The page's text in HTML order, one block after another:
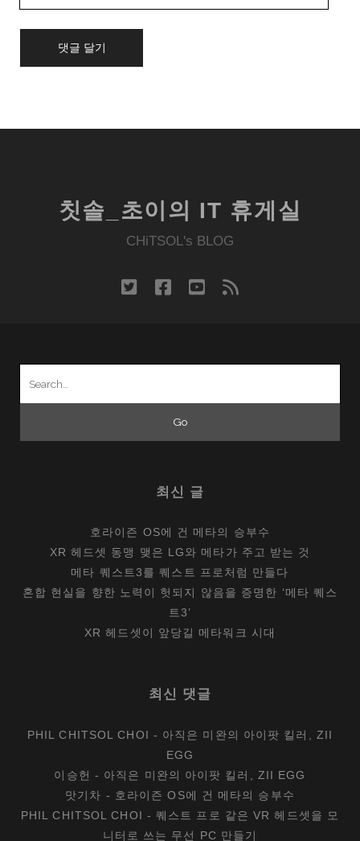
칫솔_초이의 IT 휴게실
CHiTSOL's BLOG
twitterfacebook
youtube
rss
최신 글
호라이즌 OS에 건 메타의 승부수
XR 헤드셋 동맹 맺은 LG와 메타가 주고 받는 것
메타 퀘스트3를 퀘스트 프로처럼 만들다
혼합 현실을 향한 노력이 헛되지 않음을 증명한 ‘메타 퀘스
트3’
XR 헤드셋이 앞당길 메타워크 시대
최신 댓글
PHIL CHITSOL CHOI - 아직은 미완의 아이팟 킬러, ZII
EGG
이승헌 - 아직은 미완의 아이팟 킬러, ZII EGG
맛기차 - 호라이즌 OS에 건 메타의 승부수
PHIL CHITSOL CHOI -퀘스트 프로 같은 VR 헤드셋을 모
니터로 쓰는 무선 PC 만들기